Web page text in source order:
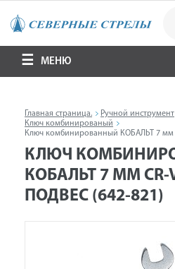
МЕНЮ
Главная страница. Ручной инструмент
Ключ комбинированый
Ключ комбинированный КОБАЛЬТ 7 мм
КЛЮЧ
КОБАЛЬТ 7 ММ CR-
ПОДВЕС (642-821)